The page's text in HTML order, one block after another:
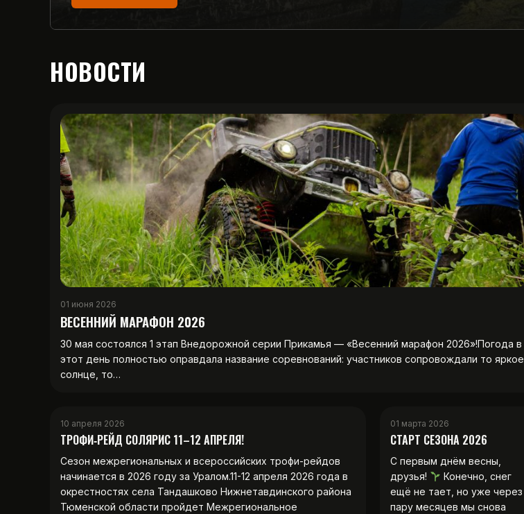
НОВОСТИ
01 июня 2026
ВЕСЕННИЙ МАРАФОН 2026
30 мая состоялся 1 этап Внедорожной серии Прикамья — «Весенний марафон 2026»!Погода в
этот день полностью оправдала название соревнований: участников сопровождали то яркое
солнце, то…
10 апреля 2026
ТРОФИ‑РЕЙД СОЛЯРИС 11–12 АПРЕЛЯ!
Сезон межрегиональных и всероссийских трофи-рейдов
начинается в 2026 году за Уралом.11-12 апреля 2026 года в
окрестностях села Тандашково Нижнетавдинского района
Тюменской области пройдет Межрегиональное
01 марта 2026
СТАРТ СЕЗОНА 2026
С первым днём весны,
друзья!
Конечно, снег
ещё не тает, но уже через
пару месяцев мы снова